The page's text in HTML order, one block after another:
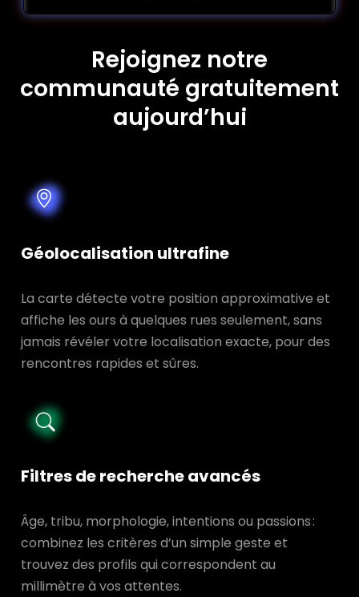
Rejoignez notre
communauté gratuitement
aujourd’hui
Géolocalisation ultrafine
La carte détecte votre position approximative et
affiche les ours à quelques rues seulement, sans
jamais révéler votre localisation exacte, pour des
rencontres rapides et sûres.
Filtres de recherche avancés
Âge, tribu, morphologie, intentions ou passions :
combinez les critères d’un simple geste et
trouvez des profils qui correspondent au
millimètre à vos attentes.